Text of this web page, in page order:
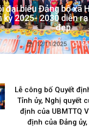
đại biểu Đảng bộ xã
kỳ 2025- 2030 diễn
đẹp
12/11/2025
Lễ công bố Quyết
Tỉnh ủy, Nghị quyết
định của UBMTTQ
định của Đảng